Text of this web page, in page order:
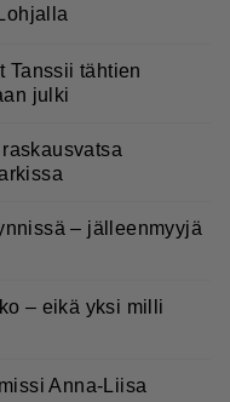
Tanssii tähtien
julki
– jälleenmyyjä
– eikä yksi milli
Anna-Liisa